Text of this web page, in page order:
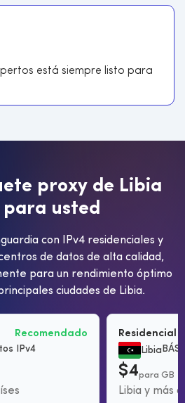
está siempre listo para
ete proxy de Libia
para usted
con IPv4 residenciales y
de datos de alta calidad,
para un rendimiento óptimo
ciudades de Libia.
Recomendado
IPv4
Residencial
Libia
$4para GB
Libia y más